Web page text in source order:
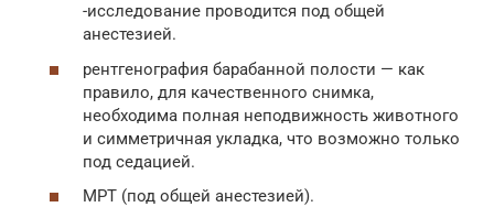
-исследование проводится под общей
анестезией.
рентгенография барабанной полости — как
правило, для качественного снимка,
необходима полная неподвижность животного
и симметричная укладка, что возможно только
под седацией.
МРТ (под общей анестезией).